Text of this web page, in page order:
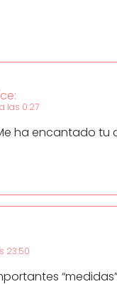
las 0:27
ha encantado tu
23:50
las
diaria